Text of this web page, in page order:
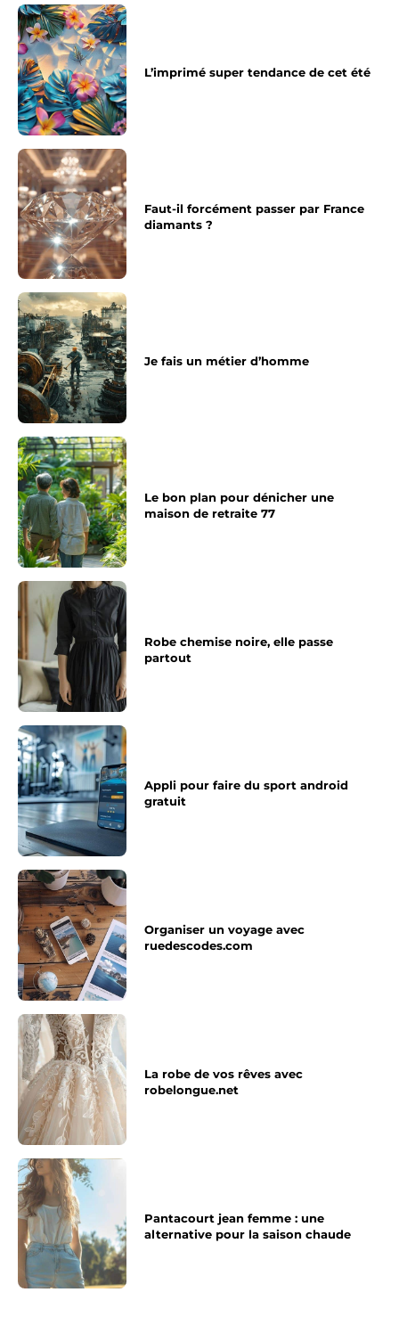
L’imprimé super tendance de cet été
Faut-il forcément passer par France
diamants ?
Je fais un métier d’homme
Le bon plan pour dénicher une
maison de retraite 77
Robe chemise noire, elle passe
partout
Appli pour faire du sport android
gratuit
Organiser un voyage avec
ruedescodes.com
La robe de vos rêves avec
robelongue.net
Pantacourt jean femme : une
alternative pour la saison chaude